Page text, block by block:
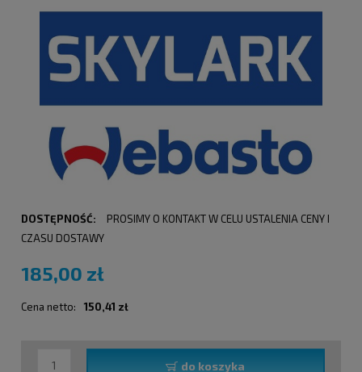
DOSTĘPNOŚĆ:
PROSIMY O KONTAKT W CELU USTALENIA CENY I
CZASU DOSTAWY
185,00 zł
Cena netto: 150,41 zł
do koszyka